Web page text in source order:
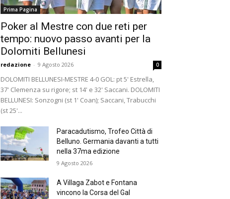
Prima Pagina
Poker al Mestre con due reti per
tempo: nuovo passo avanti per la
Dolomiti Bellunesi
redazione - 9 Agosto 2026 0
DOLOMITI BELLUNESI-MESTRE 4-0 GOL: pt 5' Estrella,
37' Clemenza su rigore; st 14' e 32' Saccani. DOLOMITI
BELLUNESI: Sonzogni (st 1' Coan); Saccani, Trabucchi
(st 25'...
Paracadutismo, Trofeo Città di
Belluno. Germania davanti a tutti
nella 37ma edizione
9 Agosto 2026
A Villaga Zabot e Fontana
vincono la Corsa del Gal